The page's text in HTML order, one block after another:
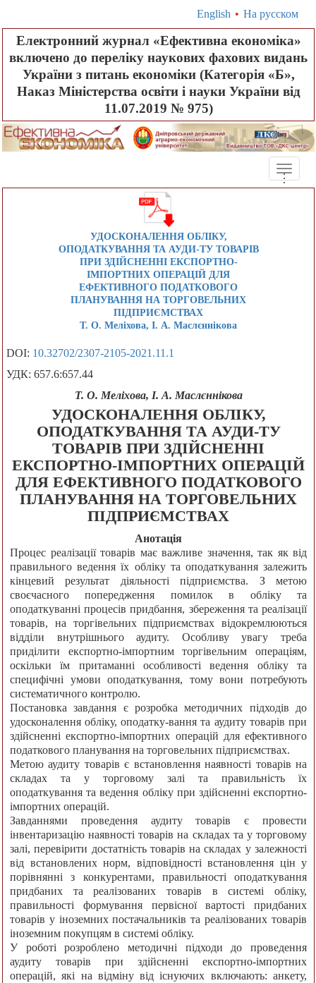
English • На русском
Електронний журнал «Ефективна економіка»
включено до переліку наукових фахових видань
України з питань економіки (Категорія «Б»,
Наказ Міністерства освіти і науки України від
11.07.2019 № 975)
Toggle
...
УДОСКОНАЛЕННЯ ОБЛІКУ,
ОПОДАТКУВАННЯ ТА АУДИ-ТУ ТОВАРІВ
ПРИ ЗДІЙСНЕННІ ЕКСПОРТНО-
ІМПОРТНИХ ОПЕРАЦІЙ ДЛЯ
ЕФЕКТИВНОГО ПОДАТКОВОГО
ПЛАНУВАННЯ НА ТОРГОВЕЛЬНИХ
ПІДПРИЄМСТВАХ
Т. О. Меліхова, І. А. Маслєннікова
DOI: 10.32702/2307-2105-2021.11.1
УДК: 657.6:657.44
Т. О. Меліхова, І. А. Маслєннікова
УДОСКОНАЛЕННЯ ОБЛІКУ,
ОПОДАТКУВАННЯ ТА АУДИ-ТУ
ТОВАРІВ ПРИ ЗДІЙСНЕННІ
ЕКСПОРТНО-ІМПОРТНИХ ОПЕРАЦІЙ
ДЛЯ ЕФЕКТИВНОГО ПОДАТКОВОГО
ПЛАНУВАННЯ НА ТОРГОВЕЛЬНИХ
ПІДПРИЄМСТВАХ
Анотація
Процес реалізації товарів має важливе значення, так як від
правильного ведення їх обліку та оподаткування залежить
кінцевий результат діяльності підприємства. З метою
своєчасного попередження помилок в обліку та
оподаткуванні процесів придбання, збереження та реалізації
товарів, на торгівельних підприємствах відокремлюються
відділи внутрішнього аудиту. Особливу увагу треба
приділити експортно-імпортним торгівельним операціям,
оскільки їм притаманні особливості ведення обліку та
специфічні умови оподаткування, тому вони потребують
систематичного контролю.
Постановка завдання є розробка методичних підходів до
удосконалення обліку, оподатку-вання та аудиту товарів при
здійсненні експортно-імпортних операцій для ефективного
податкового планування на торговельних підприємствах.
Метою аудиту товарів є встановлення наявності товарів на
складах та у торговому залі та правильність їх
оподаткування та ведення обліку при здійсненні експортно-
імпортних операцій.
Завданнями проведення аудиту товарів є провести
інвентаризацію наявності товарів на складах та у торговому
залі, перевірити достатність товарів на складах у залежності
від встановлених норм, відповідності встановлення цін у
порівнянні з конкурентами, правильності оподаткування
придбаних та реалізованих товарів в системі обліку,
правильності формування первісної вартості придбаних
товарів у іноземних постачальників та реалізованих товарів
іноземним покупцям в системі обліку.
У роботі розроблено методичні підходи до проведення
аудиту товарів при здійсненні експортно-імпортних
операцій, які на відміну від існуючих включають: анкету,